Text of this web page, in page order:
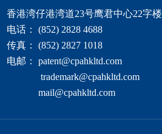
香港湾仔港湾道23号鹰君中心22字楼
电话： (852) 2828 4688
传真： (852) 2827 1018
电邮： patent@cpahkltd.com
trademark@cpahkltd.com
mail@cpahkltd.com